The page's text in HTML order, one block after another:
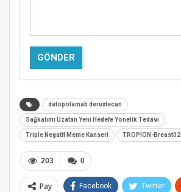
Alternative:
datopotamab deruxtecan
Sağkalımı Uzatan Yeni Hedefe Yönelik Tedavi
Triple Negatif Meme Kanseri TROPION-Breast02
0
203
Pay Facebook Twitter